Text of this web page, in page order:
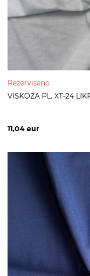
Rezervisano
VISKOZA PL. XT-24
11,04 eur